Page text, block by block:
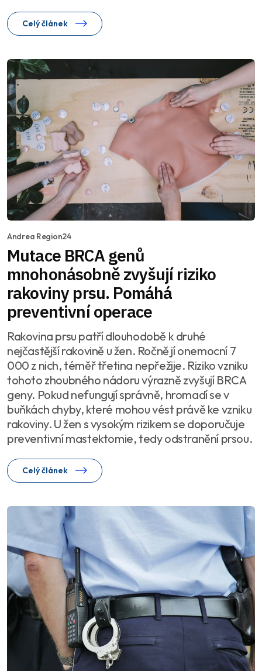
Celý článek
Andrea Region24
Mutace BRCA genů
mnohonásobně zvyšují riziko
rakoviny prsu. Pomáhá
preventivní operace
Rakovina prsu patří dlouhodobě k druhé
nejčastější rakovině u žen. Ročně jí onemocní 7
000 z nich, téměř třetina nepřežije. Riziko vzniku
tohoto zhoubného nádoru výrazně zvyšují BRCA
geny. Pokud nefungují správně, hromadí se v
buňkách chyby, které mohou vést právě ke vzniku
rakoviny. U žen s vysokým rizikem se doporučuje
preventivní mastektomie, tedy odstranění prsou.
Celý článek